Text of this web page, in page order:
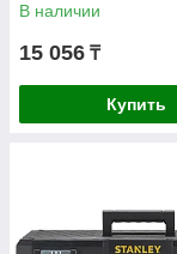
В наличии
15 056 ₸
Купить